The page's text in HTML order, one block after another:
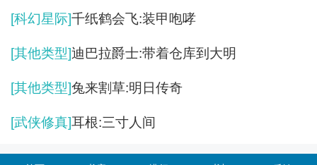
[科幻星际]千纸鹤会飞:装甲咆哮
[其他类型]迪巴拉爵士:带着仓库到大明
[其他类型]兔来割草:明日传奇
[武侠修真]耳根:三寸人间